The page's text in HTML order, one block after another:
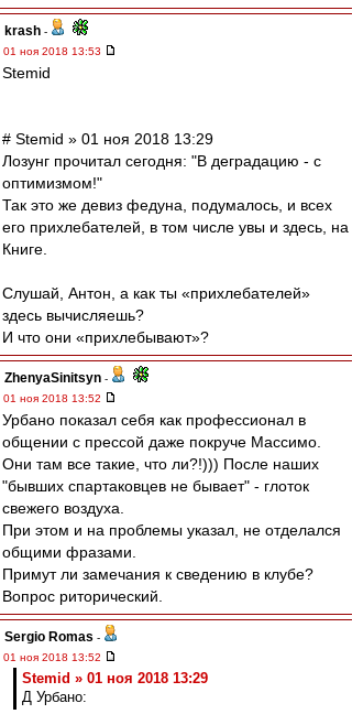
krash -
01 ноя 2018 13:53
Stemid
# Stemid » 01 ноя 2018 13:29
Лозунг прочитал сегодня: "В деградацию - с
оптимизмом!"
Так это же девиз федуна, подумалось, и всех
его прихлебателей, в том числе увы и здесь, на
Книге.
Слушай, Антон, а как ты «прихлебателей»
здесь вычисляешь?
И что они «прихлебывают»?
ZhenyaSinitsyn -
01 ноя 2018 13:52
Урбано показал себя как профессионал в
общении с прессой даже покруче Массимо.
Они там все такие, что ли?!))) После наших
"бывших спартаковцев не бывает" - глоток
свежего воздуха.
При этом и на проблемы указал, не отделался
общими фразами.
Примут ли замечания к сведению в клубе?
Вопрос риторический.
Sergio Romas -
01 ноя 2018 13:52
Stemid » 01 ноя 2018 13:29
Д Урбано: